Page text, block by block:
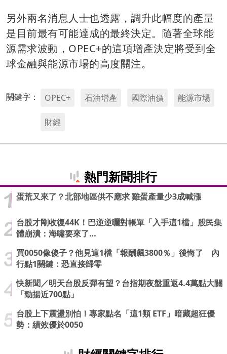
另外兩名消息人士也透露，調升此幅度的產量
是目前最有可能達成的最終決定。隨著全球能
源需求波動，OPEC+的這項增產決定將受到全
球金融與能源市場的高度關注。
關鍵字： OPEC+ 石油增產 國際油價 能源市場
財經
熱門新聞排行
蛋荒又來了？北部地區供不應求 雞蛋產量少3成喊漲
台股才剛收復44K！巴逆逆曬對帳單「入手這1檔」股民集
體崩潰：海嘯要來了…
買0050像傻子？他見這1檔「報酬飆3800％」後悔了 內
行點1關鍵：恐直接歸零
快新聞／明天台股反彈有望？台指期夜盤重返4.4萬點大關
「勁揚近700點」
台股上下震盪別怕！專家點名「這1類 ETF」暗藏超狂優
勢：績效優於0050